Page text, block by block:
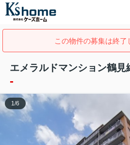
この物件の募集は終了
エメラルドマンション鶴見
-
1/6